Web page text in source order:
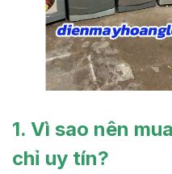
1. Vì sao nên
chỉ uy tín?